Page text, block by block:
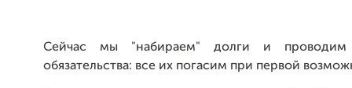
Сейчас мы "набираем" долги и
обязательства: все их погасим при первой